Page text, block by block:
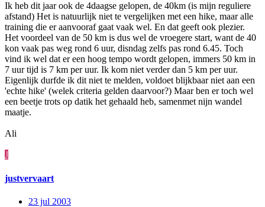
Ik heb dit jaar ook de 4daagse gelopen, de 40km (is mijn reguliere
afstand) Het is natuurlijk niet te vergelijken met een hike, maar alle
training die er aanvooraf gaat vaak wel. En dat geeft ook plezier.
Het voordeel van de 50 km is dus wel de vroegere start, want de 40
kon vaak pas weg rond 6 uur, disndag zelfs pas rond 6.45. Toch
vind ik wel dat er een hoog tempo wordt gelopen, immers 50 km in
7 uur tijd is 7 km per uur. Ik kom niet verder dan 5 km per uur.
Eigenlijk durfde ik dit niet te melden, voldoet blijkbaar niet aan een
'echte hike' (welek criteria gelden daarvoor?) Maar ben er toch wel
een beetje trots op datik het gehaald heb, samenmet nijn wandel
maatje.
Ali
J
justvervaart
23 jul 2003